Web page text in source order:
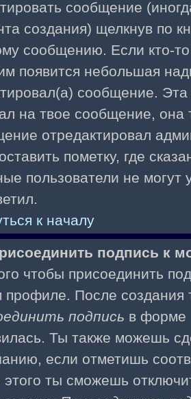
сообщение
создания) щелкнув по
сообщению. Если кто-
появится небольшая
сообщение. Эта
на твое сообщение, она
отредактировал
пометку, где
пользователи не могут
к началу
подпись к
чтобы присоединить
профиле. После создания
подпись в форме
Ты также можешь
если отметишь
этого ты сможешь